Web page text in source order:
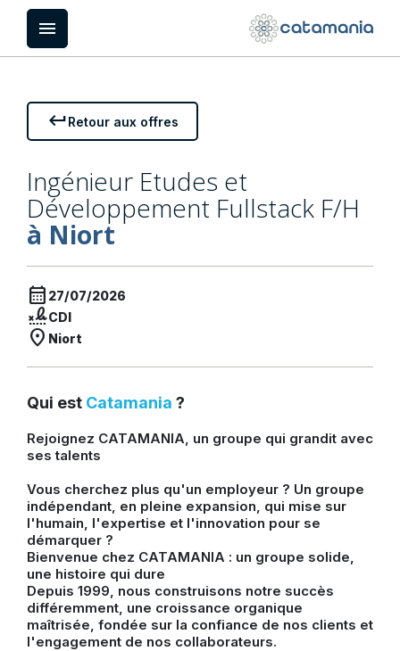
Panneau de gestion des cookies
menu
keyboard_returnRetour aux offres
Ingénieur Etudes et
Développement Fullstack F/H
à Niort
calendar_month 27/07/2026
signatureCDI
location_on Niort
Qui est Catamania ?
Rejoignez CATAMANIA, un groupe qui grandit avec
ses talents
Vous cherchez plus qu'un employeur ? Un groupe
indépendant, en pleine expansion, qui mise sur
l'humain, l'expertise et l'innovation pour se
démarquer ?
Bienvenue chez CATAMANIA : un groupe solide,
une histoire qui dure
Depuis 1999, nous construisons notre succès
différemment, une croissance organique
maîtrisée, fondée sur la confiance de nos clients et
l'engagement de nos collaborateurs.